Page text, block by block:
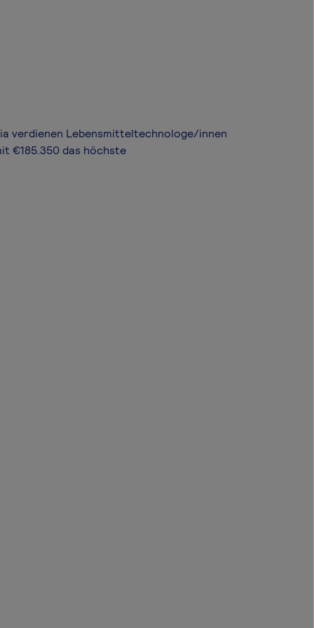
verdienen Lebensmitteltechnologe/innen
€185.350 das höchste